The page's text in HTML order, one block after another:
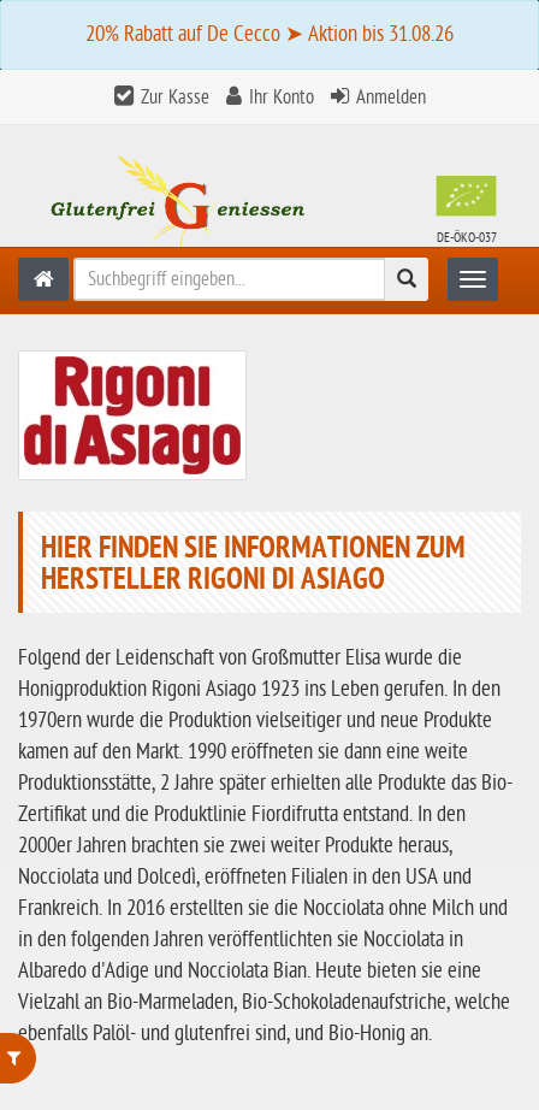
20% Rabatt auf De Cecco ➤ Aktion bis 31.08.26
Zur Kasse Ihr Konto Anmelden
DE-ÖKO-037
Suchen Toggle
HIER FINDEN SIE INFORMATIONEN ZUM
HERSTELLER RIGONI DI ASIAGO
Folgend der Leidenschaft von Großmutter Elisa wurde die
Honigproduktion Rigoni Asiago 1923 ins Leben gerufen. In den
1970ern wurde die Produktion vielseitiger und neue Produkte
kamen auf den Markt. 1990 eröffneten sie dann eine weite
Produktionsstätte, 2 Jahre später erhielten alle Produkte das Bio-
Zertifikat und die Produktlinie Fiordifrutta entstand. In den
2000er Jahren brachten sie zwei weiter Produkte heraus,
Nocciolata und Dolcedì, eröffneten Filialen in den USA und
Frankreich. In 2016 erstellten sie die Nocciolata ohne Milch und
in den folgenden Jahren veröffentlichten sie Nocciolata in
Albaredo d'Adige und Nocciolata Bian. Heute bieten sie eine
Vielzahl an Bio-Marmeladen, Bio-Schokoladenaufstriche, welche
ebenfalls Palöl- und glutenfrei sind, und Bio-Honig an.